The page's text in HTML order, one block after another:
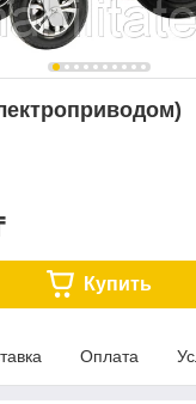
Купить
Оплата